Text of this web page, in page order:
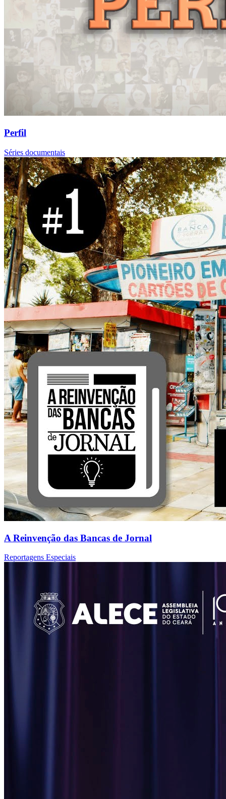
Perfil
Séries documentais
A Reinvenção das Bancas de Jornal
Reportagens Especiais